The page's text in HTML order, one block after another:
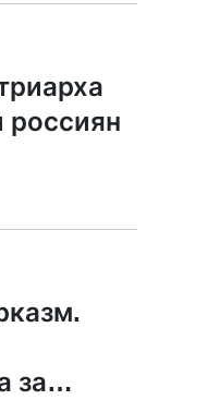
россиян
за